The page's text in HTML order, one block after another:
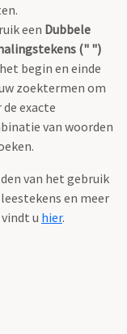
een Dubbele
(" ")
begin en einde
zoektermen om
de exacte
van woorden
van het gebruik
en meer
u hier.